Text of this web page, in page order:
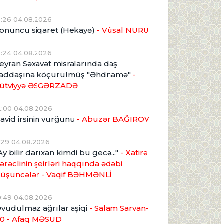
04.08.2026
siqaret (Hekayə) - Vüsal NURU
04.08.2026
Səxavət misralarında daş
köçürülmüş "Əhdnamə" -
ƏSGƏRZADƏ
04.08.2026
irsinin vurğunu - Abuzər BAĞIROV
04.08.2026
bilir darıxan kimdi bu gecə..." - Xatirə
şeirləri haqqında ədəbi
- Vaqif BƏHMƏNLİ
04.08.2026
ağrılar aşiqi - Salam Sarvan-
- Afaq MƏSUD